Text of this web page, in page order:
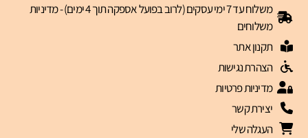
משלוח עד 7 ימי עסקים (לרוב בפועל אספקה תוך 4 ימים) - מדיניות
משלוחים
תקנון אתר
הצהרת נגישות
מדיניות פרטיות
יצירת קשר
העגלה שלי